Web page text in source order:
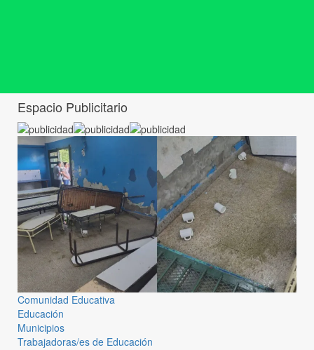
Espacio Publicitario
Comunidad Educativa
Educación
Municipios
Trabajadoras/es de Educación